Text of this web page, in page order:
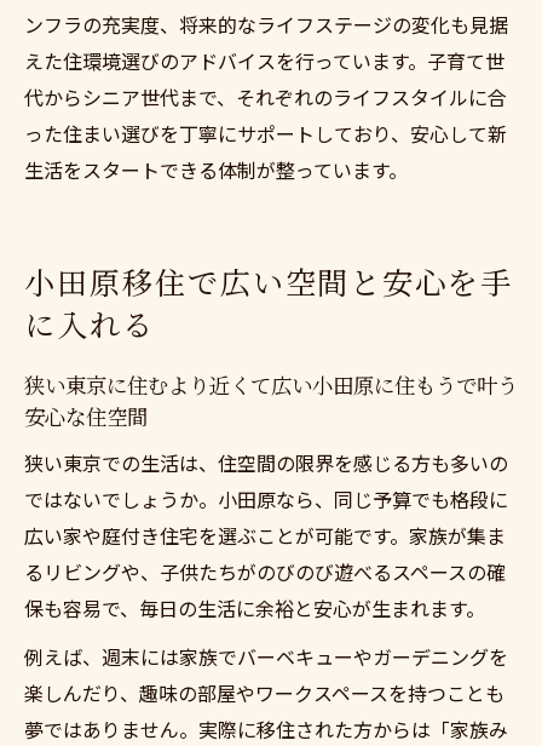
ンフラの充実度、将来的なライフステージの変化も見据
えた住環境選びのアドバイスを行っています。子育て世
代からシニア世代まで、それぞれのライフスタイルに合
った住まい選びを丁寧にサポートしており、安心して新
生活をスタートできる体制が整っています。
小田原移住で広い空間と安心を手
に入れる
狭い東京に住むより近くて広い小田原に住もうで叶う
安心な住空間
狭い東京での生活は、住空間の限界を感じる方も多いの
ではないでしょうか。小田原なら、同じ予算でも格段に
広い家や庭付き住宅を選ぶことが可能です。家族が集ま
るリビングや、子供たちがのびのび遊べるスペースの確
保も容易で、毎日の生活に余裕と安心が生まれます。
例えば、週末には家族でバーベキューやガーデニングを
楽しんだり、趣味の部屋やワークスペースを持つことも
夢ではありません。実際に移住された方からは「家族み